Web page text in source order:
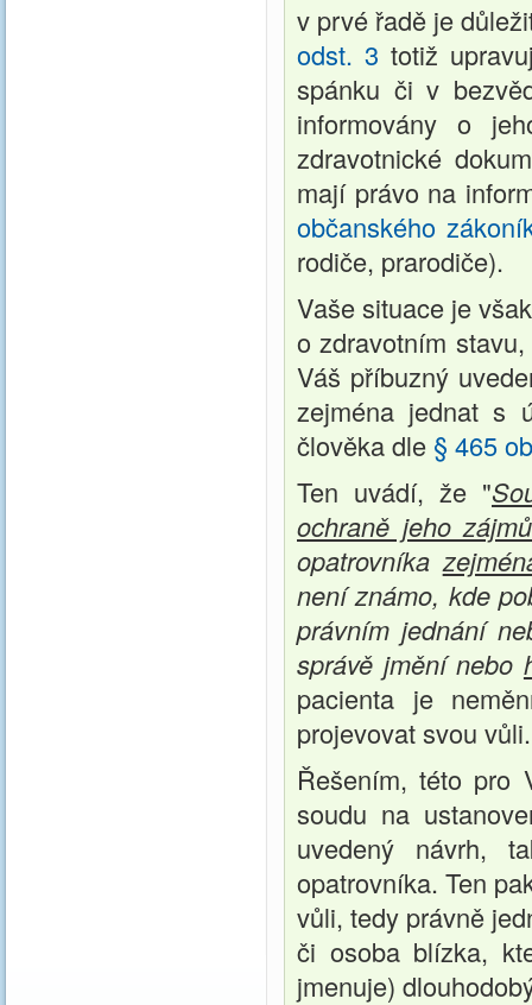
v prvé řadě je
odst. 3 totiž
spánku či v
informovány o
zdravotnické
mají právo na
občanského
rodiče, prarodiče).
Vaše situace je
o zdravotním
Váš příbuzný
zejména jednat s
člověka dle § 465
Ten uvádí, že "
ochraně jeho zájmů
opatrovníka
není známo, kde
právním jednání
správě jmění nebo
pacienta je
projevovat svou vůli.
Řešením, této pro
soudu na
uvedený návrh,
opatrovníka. Ten
vůli, tedy právně
či osoba blízka,
jmenuje)